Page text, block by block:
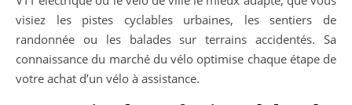
visiez les pistes cyclables urbaines, les sentiers de
randonnée ou les balades sur terrains accidentés. Sa
connaissance du marché du vélo optimise chaque étape de
votre achat d’un vélo à assistance.